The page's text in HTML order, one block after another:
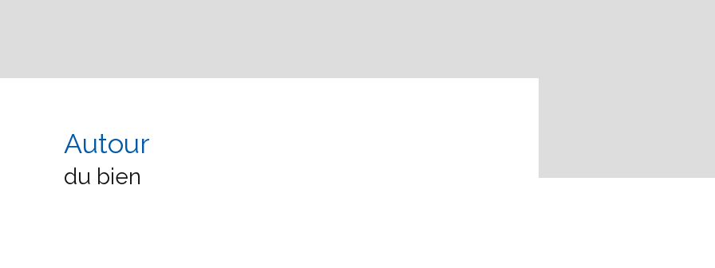
Autour
du bien